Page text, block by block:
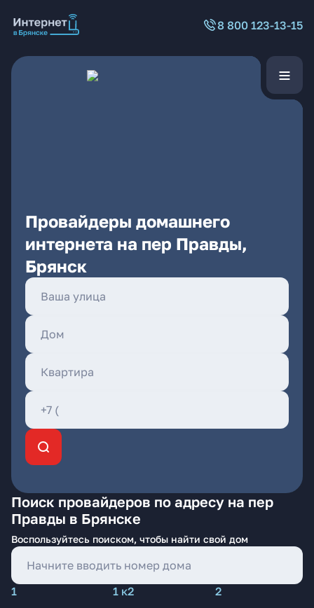
8 800 123-13-15
Провайдеры домашнего
интернета на пер Правды,
Брянск
Поиск провайдеров по адресу на пер
Правды в Брянске
Воспользуйтесь поиском, чтобы найти свой дом
1 1 к2
2